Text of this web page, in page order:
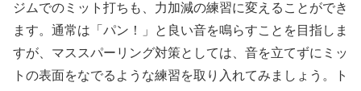
ジムでのミット打ちも、力加減の練習に変えることができ
ます。通常は「パン！」と良い音を鳴らすことを目指しま
すが、マススパーリング対策としては、音を立てずにミッ
トの表面をなでるような練習を取り入れてみましょう。ト